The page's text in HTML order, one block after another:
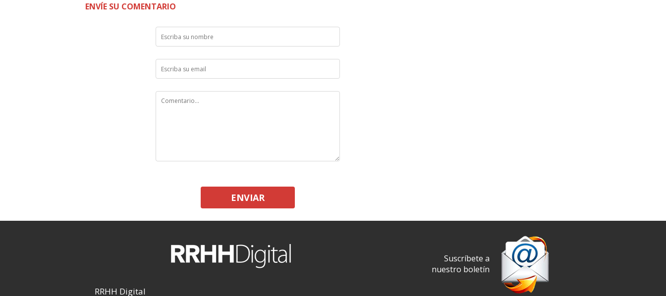
ENVÍE SU COMENTARIO
ENVIAR
RRHH Digital
Suscríbete a
nuestro boletín